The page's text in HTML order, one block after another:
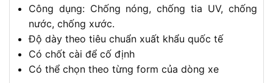
Công dụng: Chống nóng, chống tia UV, chống
nước, chống xước.
Độ dày theo tiêu chuẩn xuất khẩu quốc tế
Có chốt cài để cố định
Có thể chọn theo từng form của dòng xe